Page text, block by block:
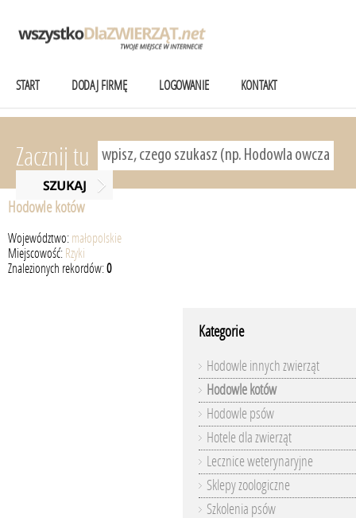
START DODAJ FIRMĘ LOGOWANIE KONTAKT
Zacznij tu
Hodowle kotów
Województwo: małopolskie
Miejscowość: Rzyki
Znalezionych rekordów:0
Kategorie
Hodowle innych zwierząt
Hodowle kotów
Hodowle psów
Hotele dla zwierząt
Lecznice weterynaryjne
Sklepy zoologiczne
Szkolenia psów